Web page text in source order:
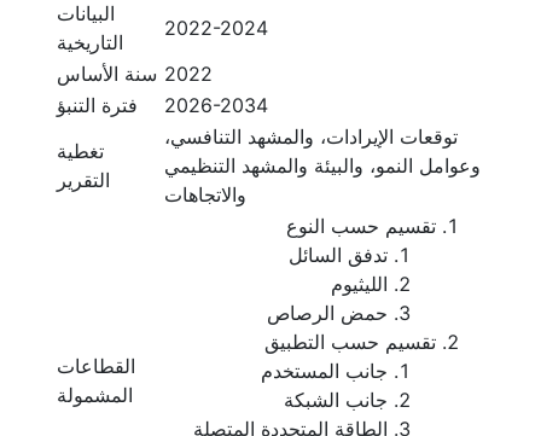
البيانات
التاريخية
2022-2024
سنة الأساس 2022
فترة التنبؤ
2026-2034
تغطية
التقرير
توقعات الإيرادات، والمشهد التنافسي،
وعوامل النمو، والبيئة والمشهد التنظيمي
والاتجاهات
القطاعات
المشمولة
تقسيم حسب النوع
تدفق السائل
الليثيوم
حمض الرصاص
تقسيم حسب التطبيق
جانب المستخدم
جانب الشبكة
الطاقة المتجددة المتصلة